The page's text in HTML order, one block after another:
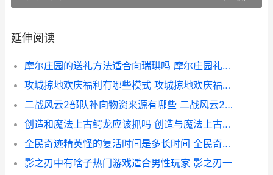
延伸阅读
摩尔庄园的送礼方法适合向瑞琪吗 摩尔庄园礼物送给谁
攻城掠地欢庆福利有哪些模式 攻城掠地欢庆福礼拿水镜注解
二战风云2部队补向物资来源有哪些 二战风云2部队上限最高是多少
创造和魔法上古鳄龙应该抓吗 创造与魔法上古恶龙在哪?上古恶龙位置饲料介绍
全民奇迹精英怪的复活时间是多长时间 全民奇迹精灵精华是干嘛的
影之刃中有啥子热门游戏适合男性玩家 影之刃一